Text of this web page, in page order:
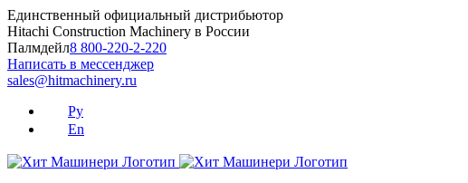
Skip
to
content
Единственный официальный дистрибьютор
Hitachi Construction Machinery в России
Палмдейл8 800-220-2-220
Написать в мессенджер
sales@hitmachinery.ru
Ру
En